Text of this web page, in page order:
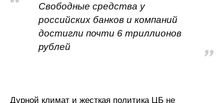
Материалы
О совете
Свободные средства у
российских банков и компаний
достигли почти 6 триллионов
рублей
Дурной климат и жесткая политика ЦБ не